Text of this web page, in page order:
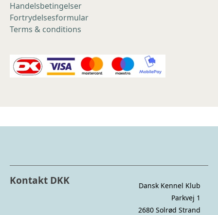
Handelsbetingelser
Fortrydelsesformular
Terms & conditions
Kontakt DKK
Dansk Kennel Klub
Parkvej 1
2680 Solrød Strand